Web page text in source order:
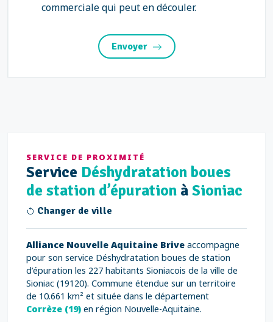
commerciale qui peut en découler.
Envoyer
SERVICE DE PROXIMITÉ
Service Déshydratation boues
de station d’épuration àSioniac
Changer de ville
Alliance Nouvelle Aquitaine Brive accompagne
pour son service Déshydratation boues de station
d’épuration les 227 habitants Sioniacois de la ville de
Sioniac (19120). Commune étendue sur un territoire
de 10.661 km² et située dans le département
Corrèze (19) en région Nouvelle-Aquitaine.